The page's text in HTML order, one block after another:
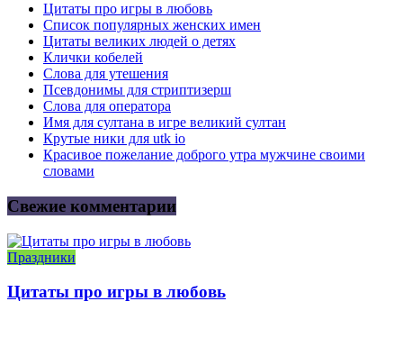
Цитаты про игры в любовь
Список популярных женских имен
Цитаты великих людей о детях
Клички кобелей
Слова для утешения
Псевдонимы для стриптизерш
Слова для оператора
Имя для султана в игре великий султан
Крутые ники для utk io
Красивое пожелание доброго утра мужчине своими
словами
Свежие комментарии
Праздники
Цитаты про игры в любовь